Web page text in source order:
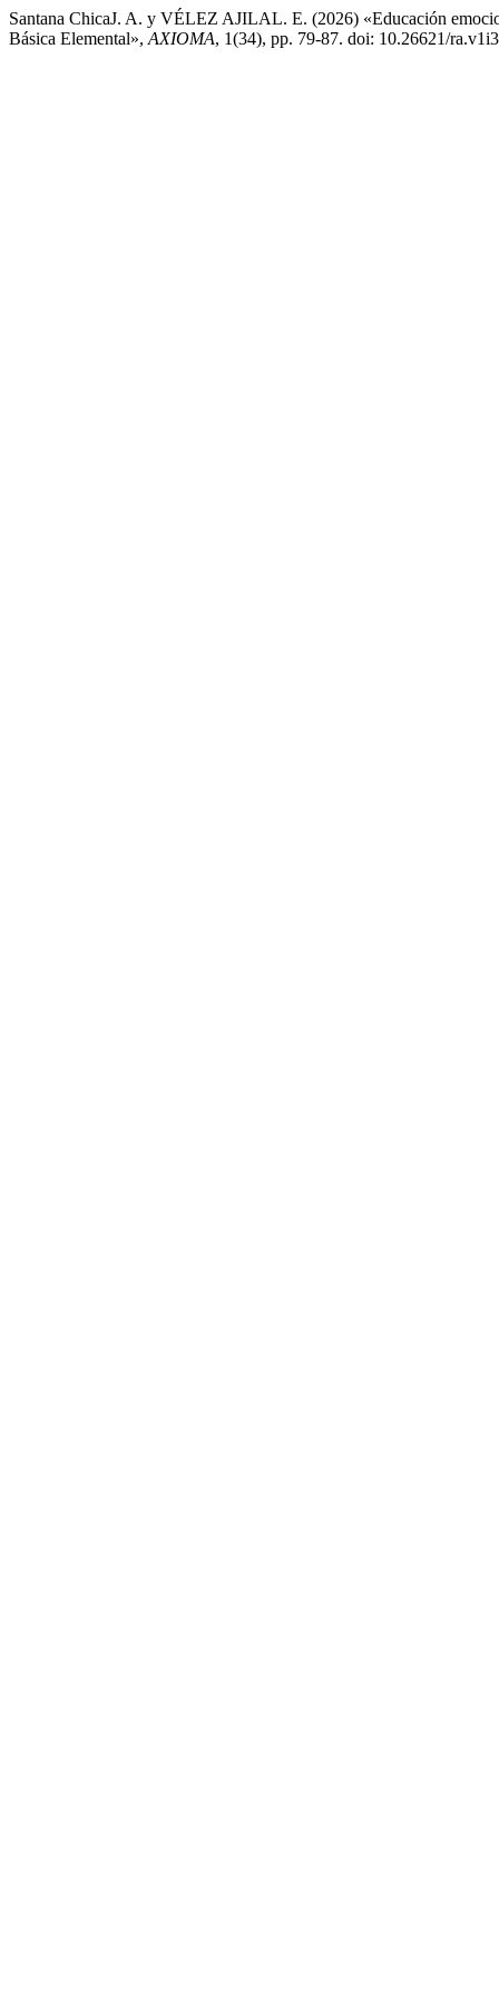
Santana ChicaJ. A. y VÉLEZ AJILAL. E. (2026) «Educación
Básica Elemental», AXIOMA, 1(34), pp. 79-87. doi: 10.26621/